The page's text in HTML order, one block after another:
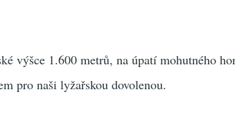
výšce 1.600 metrů, na úpatí mohutného
pro naši lyžařskou dovolenou.